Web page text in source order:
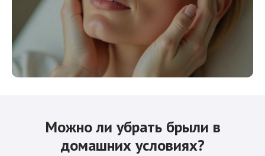
Можно ли убрать брыли в
домашних условиях?